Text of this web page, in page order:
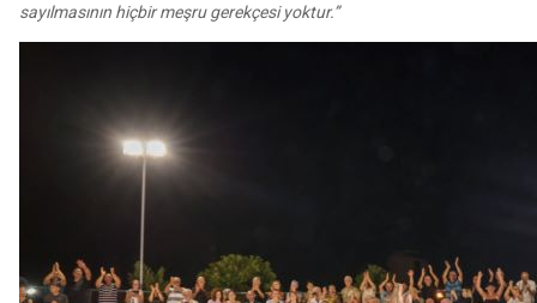
sayılmasının hiçbir meşru gerekçesi yoktur.”